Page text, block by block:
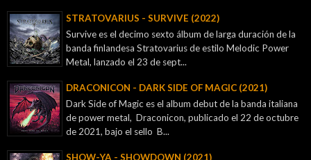
STRATOVARIUS - SURVIVE (2022)
Survive es el decimo sexto álbum de larga duración de la
banda finlandesa Stratovarius de estilo Melodic Power
Metal, lanzado el 23 de sept...
DRACONICON - DARK SIDE OF MAGIC (2021)
Dark Side of Magic es el album debut de la banda italiana
de power metal, Draconicon, publicado el 22 de octubre
de 2021, bajo el sello B...
SHOW-YA - SHOWDOWN (2021)